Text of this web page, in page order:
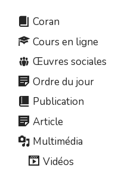
Coran
Cours en ligne
Œuvres sociales
Ordre du jour
Publication
Article
Multimédia
Vidéos